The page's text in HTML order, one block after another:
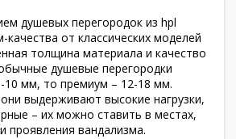
душевых перегородок из hpl
качества от классических моделей
толщина материала и качество
душевые перегородки
мм, то премиум – 12-18 мм.
выдерживают высокие нагрузки,
– их можно ставить в местах,
проявления вандализма.